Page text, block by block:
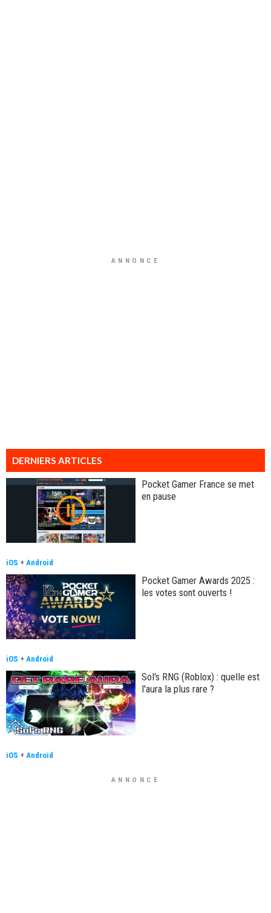
ANNONCE
DERNIERS ARTICLES
Pocket Gamer France se met
en pause
iOS + Android
Pocket Gamer Awards 2025 :
les votes sont ouverts !
iOS + Android
Sol's RNG (Roblox) : quelle est
l'aura la plus rare ?
iOS + Android
ANNONCE